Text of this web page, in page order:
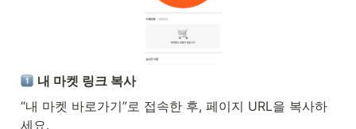
내 마켓 링크 복사
“내 마켓 바로가기”로 접속한 후, 페이지 URL을 복사하
세요.